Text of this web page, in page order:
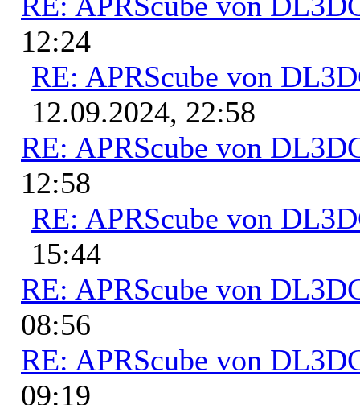
12:24
RE: APRScube von
12.09.2024, 22:58
RE: APRScube von
12:58
RE: APRScube von
15:44
RE: APRScube von
08:56
RE: APRScube von
09:19